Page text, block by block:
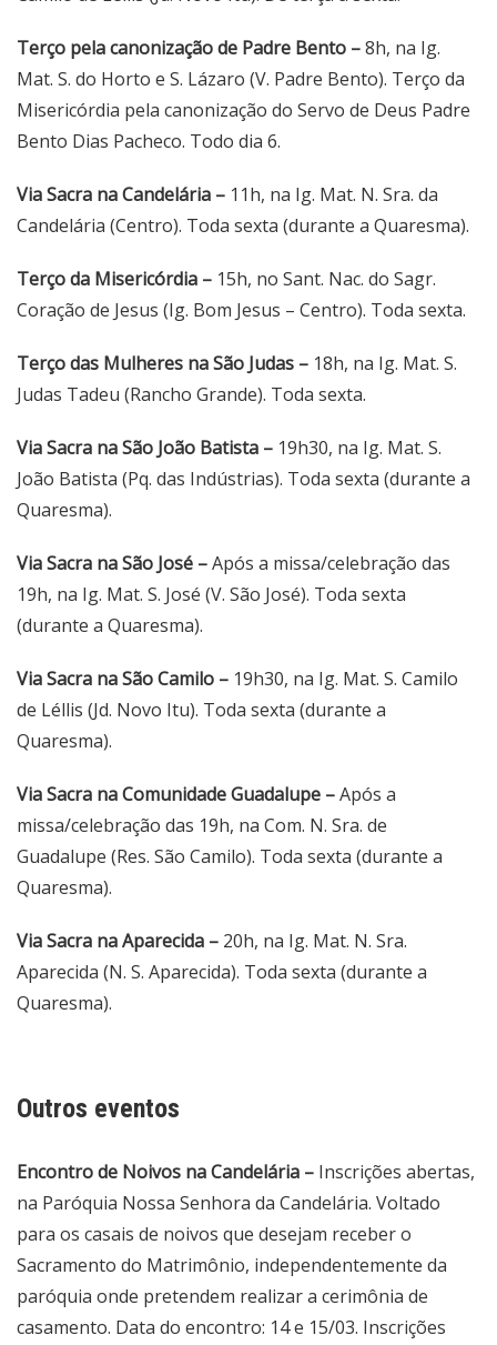
Terço pela canonização de Padre Bento –8h, na Ig.
Mat. S. do Horto e S. Lázaro (V. Padre Bento). Terço da
Misericórdia pela canonização do Servo de Deus Padre
Bento Dias Pacheco. Todo dia 6.
Via Sacra na Candelária – 11h, na Ig. Mat. N. Sra. da
Candelária (Centro). Toda sexta (durante a Quaresma).
Terço da Misericórdia – 15h, no Sant. Nac. do Sagr.
Coração de Jesus (Ig. Bom Jesus – Centro). Toda sexta.
Terço das Mulheres na São Judas – 18h, na Ig. Mat. S.
Judas Tadeu (Rancho Grande). Toda sexta.
Via Sacra na São João Batista – 19h30, na Ig. Mat. S.
João Batista (Pq. das Indústrias). Toda sexta (durante a
Quaresma).
Via Sacra na São José –Após a missa/celebração das
19h, na Ig. Mat. S. José (V. São José). Toda sexta
(durante a Quaresma).
Via Sacra na São Camilo – 19h30, na Ig. Mat. S. Camilo
de Léllis (Jd. Novo Itu). Toda sexta (durante a
Quaresma).
Via Sacra na Comunidade Guadalupe –Após a
missa/celebração das 19h, na Com. N. Sra. de
Guadalupe (Res. São Camilo). Toda sexta (durante a
Quaresma).
Via Sacra na Aparecida – 20h, na Ig. Mat. N. Sra.
Aparecida (N. S. Aparecida). Toda sexta (durante a
Quaresma).
Outros eventos
Encontro de Noivos na Candelária – Inscrições abertas,
na Paróquia Nossa Senhora da Candelária. Voltado
para os casais de noivos que desejam receber o
Sacramento do Matrimônio, independentemente da
paróquia onde pretendem realizar a cerimônia de
casamento. Data do encontro: 14 e 15/03. Inscrições